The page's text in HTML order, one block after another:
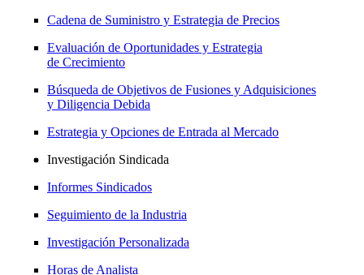
Cadena de Suministro y Estrategia de Precios
Evaluación de Oportunidades y Estrategia
de Crecimiento
Búsqueda de Objetivos de Fusiones y Adquisiciones
y Diligencia Debida
Estrategia y Opciones de Entrada al Mercado
Investigación Sindicada
Informes Sindicados
Seguimiento de la Industria
Investigación Personalizada
Horas de Analista